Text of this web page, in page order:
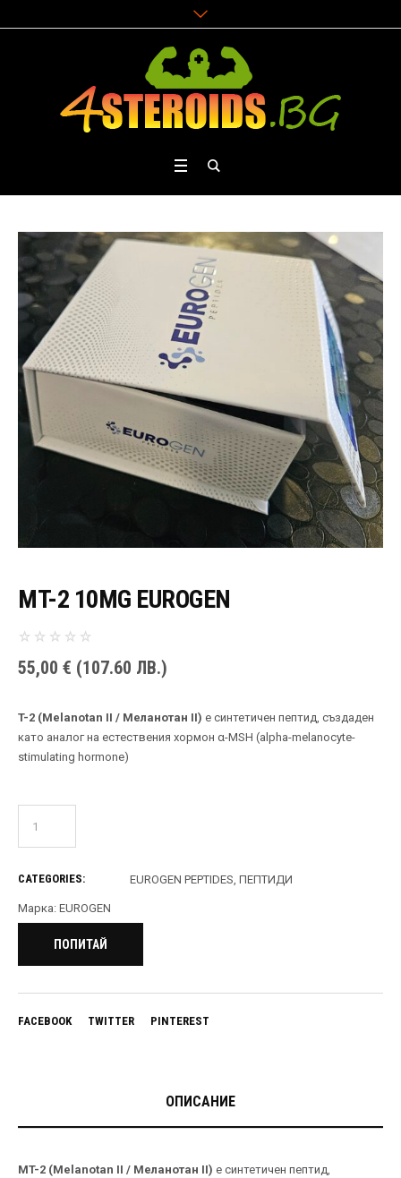
MT-2 10MG EUROGEN
55,00 € (107.60 ЛВ.)
T-2 (Melanotan II / Меланотан II) е синтетичен пептид, създаден
като аналог на естествения хормон α-MSH (alpha-melanocyte-
stimulating hormone)
CATEGORIES: EUROGEN PEPTIDES, ПЕПТИДИ
Марка: EUROGEN
ПОПИТАЙ
FACEBOOK TWITTER PINTEREST
ОПИСАНИЕ
MT-2 (Melanotan II / Меланотан II) е синтетичен пептид,